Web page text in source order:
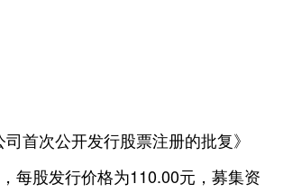
首次公开发行股票注册的批复》
每股发行价格为110.00元，募集资